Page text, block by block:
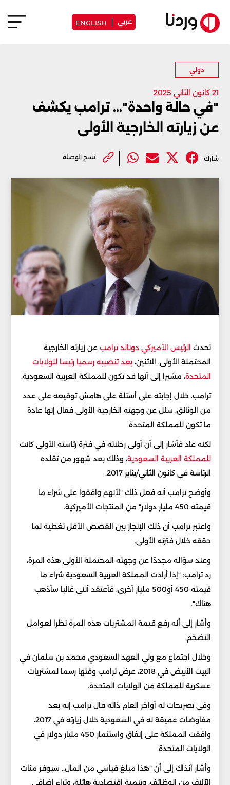
عربي ENGLISH
دولي
21 كانون الثاني 2025
"في حالة واحدة"... ترامب يكشف
عن زيارته الخارجية الأولى
شارك نسخ الوصلة
تحدث الرئيس الأميركي دونالد ترامب عن زيارته الخارجية
المحتملة الأولى، الاثنين،بعد تنصيبه رسميا رئيسا للولايات
المتحدة، مشيرا إلى أنها قد تكون للمملكة العربية السعودية.
ترامب، خلال إجابته على أسئلة على هامش توقيعه على عدد
من الوثائق، سئل عن وجهته الخارجية الأولى فقال إنها عادة
ما تكون للمملكة المتحدة.
لكنه عاد فأشار إلى أن أولى رحلاته في فترة رئاسته الأولى كانت
للمملكة العربية السعودية، وذلك بعد شهور من تقلده
الرئاسة في كانون الثاني/يناير 2017.
وأوضح ترامب أنه فعل ذلك "لأنهم وافقوا على شراء ما
قيمته 450 مليار دولار" من المنتجات الأميركية.
واعتبر ترامب أن ذلك الإنجاز بين القصص الأقل تغطية لما
حققه خلال فترته الأولى.
وعند سؤاله مجددًا عن وجهته المحتملة الأولى هذه المرة،
رد ترامب: "إذا أرادت المملكة العربية السعودية شراء ما
قيمته 450 أو500 مليار أخرى، فأعتقد أنني غالبا سأذهب
هناك".
وأشار إلى أنه رفع قيمة المشتريات هذه المرة نظرا لعوامل
التضخم.
وخلال اجتماع مع ولي العهد السعودي محمد بن سلمان في
البيت الأبيض في 2018، عرض ترامب وقتها رسما لمشتريات
عسكرية للمملكة من الولايات المتحدة.
وفي تصريحات له أواخر العام ذاته قال ترامب إنه بعد
مفاوضات عميقة له في السعودية خلال زيارته في 2017،
وافقت المملكة على إنفاق واستثمار 450 مليار دولار في
الولايات المتحدة.
وأشار آنذاك إلى أن "هذا مبلغ قياسي من المال.. سيوفر مئات
الآلاف من الوظائف، وتنمية اقتصادية هائلة، وثراء إضافي